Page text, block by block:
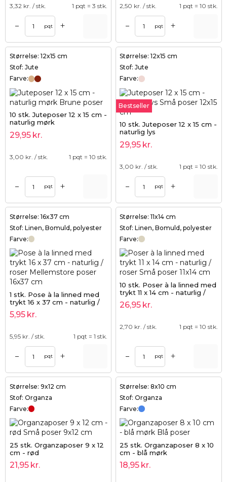
3,32 kr. / stk. 1 pqt = 3 stk.
– pqt +
2,50 kr. / stk. 1 pqt = 10 stk.
– pqt +
Størrelse: 12x15 cm
Stof: Jute
Farve:
10 stk. Juteposer 12 x 15 cm -
naturlig mørk
29,95 kr.
3,00 kr. / stk. 1 pqt = 10 stk.
– pqt +
Størrelse: 12x15 cm
Stof: Jute
Farve:
Bestseller
10 stk. Juteposer 12 x 15 cm -
naturlig lys
29,95 kr.
3,00 kr. / stk. 1 pqt = 10 stk.
– pqt +
Størrelse: 16x37 cm
Stof: Linen, Bomuld, polyester
Farve:
1 stk. Pose à la linned med
trykt 16 x 37 cm - naturlig /
roser
5,95 kr.
5,95 kr. / stk. 1 pqt = 1 stk.
– pqt +
Størrelse: 11x14 cm
Stof: Linen, Bomuld, polyester
Farve:
10 stk. Poser à la linned med
trykt 11 x 14 cm - naturlig /
roser
26,95 kr.
2,70 kr. / stk. 1 pqt = 10 stk.
– pqt +
Størrelse: 9x12 cm
Stof: Organza
Farve:
25 stk. Organzaposer 9 x 12
cm - rød
21,95 kr.
Størrelse: 8x10 cm
Stof: Organza
Farve:
25 stk. Organzaposer 8 x 10
cm - blå mørk
18,95 kr.